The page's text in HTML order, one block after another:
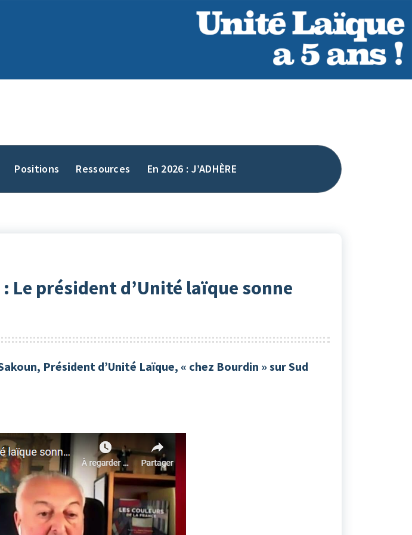
Positions Ressources En 2026 : J’ADHÈRE
Le président d’Unité laïque sonne
Président d’Unité Laïque, « chez Bourdin » sur Sud